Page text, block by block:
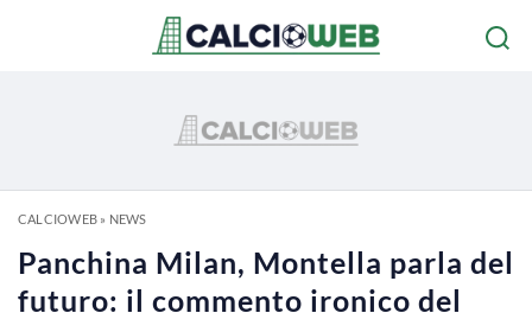
CALCIOWEB» NEWS
Panchina Milan, Montella parla del
futuro: il commento ironico del